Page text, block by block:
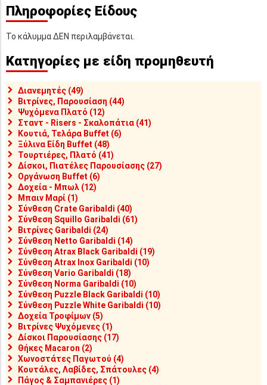
Πληροφορίες Είδους
Το κάλυμμα ΔΕΝ περιλαμβάνεται.
Κατηγορίες με είδη προμηθευτή
Διανεμητές (49)
Βιτρίνες, Παρουσίαση (44)
Ψυχόμενα Πλατό (12)
Σταντ - Risers - Σκαλοπάτια (41)
Κουτιά, Τελάρα Buffet (6)
Ξύλινα Είδη Buffet (48)
Τουρτιέρες, Πλατό (41)
Δίσκοι, Πιατέλες Παρουσίασης (27)
Οργάνωση Buffet (6)
Δοχεία - Μπωλ (12)
Μπαιν Μαρί (1)
Σύνθεση Crate Garibaldi (40)
Σύνθεση Squillo Garibaldi (61)
Βιτρίνες Garibaldi (24)
Σύνθεση Netto Garibaldi (14)
Σύνθεση Atrax Black Garibaldi (19)
Σύνθεση Atrax Inox Garibaldi (10)
Σύνθεση Vario Garibaldi (18)
Σύνθεση Norma Garibaldi (10)
Σύνθεση Puzzle Black Garibaldi (10)
Σύνθεση Puzzle White Garibaldi (10)
Δοχεία Τροφίμων (5)
Βιτρίνες Ψυχόμενες (1)
Δίσκοι Παρουσίασης (17)
Θήκες Macaron (2)
Χωνοστάτες Παγωτού (4)
Κουτάλες, Λαβίδες, Σπάτουλες (4)
Πάγος & Σαμπανιέρες (1)